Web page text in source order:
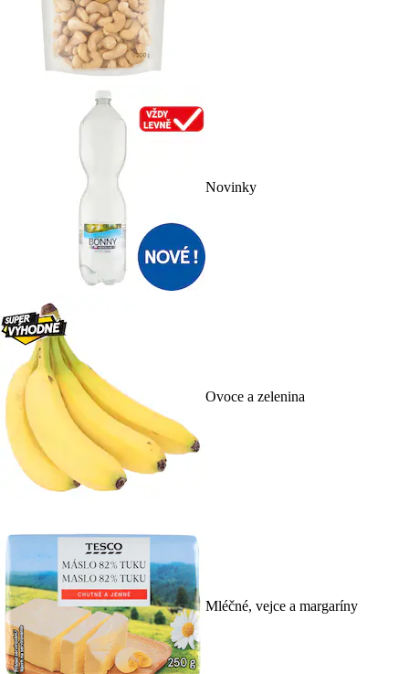
Novinky
Ovoce a zelenina
Mléčné, vejce a margaríny